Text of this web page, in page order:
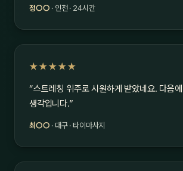
정○○ · 인천 · 24시간
★★★★★
“스트레칭 위주로 시원하게 받았네요. 다음
생각입니다.”
최○○ · 대구 · 타이마사지